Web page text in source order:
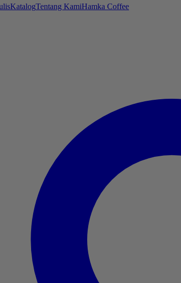
KatalogTentang KamiHamka Coffee